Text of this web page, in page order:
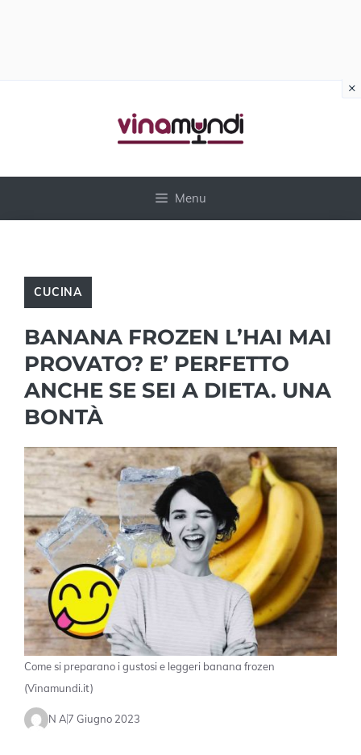
Menu
CUCINA
BANANA FROZEN L’HAI MAI
PROVATO? E’ PERFETTO
ANCHE SE SEI A DIETA. UNA
BONTÀ
Come si preparano i gustosi e leggeri banana frozen
(Vinamundi.it)
N A7 Giugno 2023
×